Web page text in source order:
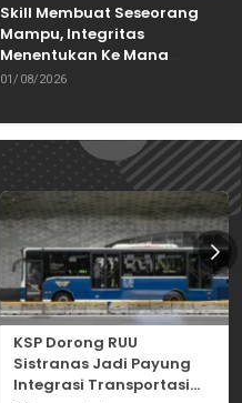
Skill Membuat Seseorang
Mampu, Integritas
Menentukan Ke Mana
Kemampuan Itu Dibawa
01/08/2026
KSP Dorong RUU
Sistranas Jadi Payung
Integrasi Transportasi